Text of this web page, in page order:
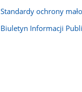
Standardy ochrony
Biuletyn Informacji